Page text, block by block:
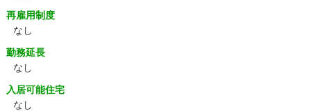
再雇用制度
なし
勤務延長
なし
入居可能住宅
なし